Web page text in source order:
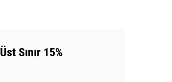
Üst Sınır 15%